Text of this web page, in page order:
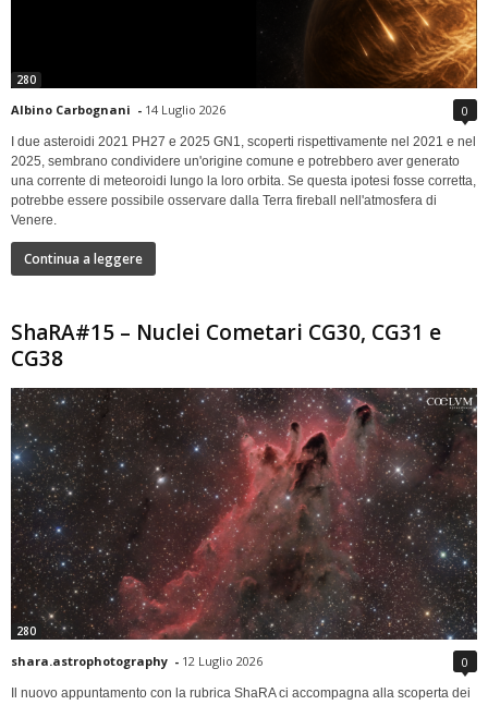
280
Albino Carbognani - 14 Luglio 2026 0
I due asteroidi 2021 PH27 e 2025 GN1, scoperti rispettivamente nel 2021 e nel
2025, sembrano condividere un'origine comune e potrebbero aver generato
una corrente di meteoroidi lungo la loro orbita. Se questa ipotesi fosse corretta,
potrebbe essere possibile osservare dalla Terra fireball nell'atmosfera di
Venere.
Continua a leggere
ShaRA#15 – Nuclei Cometari CG30, CG31 e
CG38
280
shara.astrophotography - 12 Luglio 2026 0
Il nuovo appuntamento con la rubrica ShaRA ci accompagna alla scoperta dei